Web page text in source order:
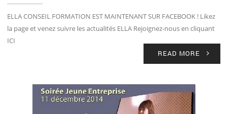
ELLA CONSEIL FORMATION EST MAINTENANT SUR FACEBOOK ! Likez
la page et venez suivre les actualités ELLA Rejoignez-nous en cliquant
ICI
READ MORE